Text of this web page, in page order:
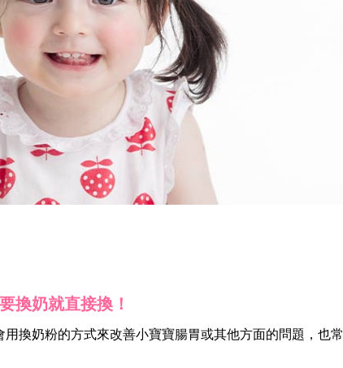
要換奶就直接換！
換奶粉的方式來改善小寶寶腸胃或其他方面的問題，也常